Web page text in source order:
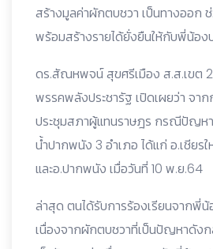
สร้างมูลค่าผักตบชวา เป็นทางออก
พร้อมสร้างรายได้ยั่งยืนให้กับพี่น้อง
ดร.สัณหพจน์ สุขศรีเมือง ส.ส.เขต 2
พรรคพลังประชารัฐ เปิดเผยว่า จา
ประชุมสภาผู้แทนราษฎร กรณีปัญห
น้ำปากพนัง 3 อำเภอ ได้แก่ อ.เชียร
และอ.ปากพนัง เมื่อวันที่ 10 พ.ย.64
ล่าสุด ตนได้รับการร้องเรียนจากพี่น้
เนื่องจากผักตบชวาที่เป็นปัญหาดังก